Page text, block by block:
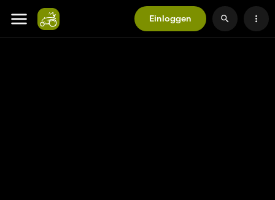
Einloggen